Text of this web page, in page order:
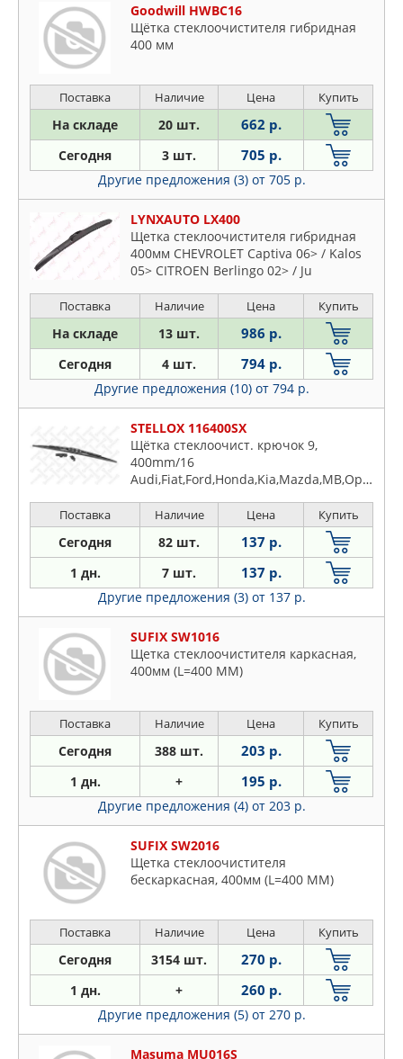
Goodwill HWBC16
Щётка стеклоочистителя гибридная
400 мм
Поставка Наличие Цена Купить
На складе 20 шт. 662 р.
Сегодня 3 шт. 705 р.
Другие предложения (3) от 705 р.
LYNXAUTO LX400
Щетка стеклоочистителя гибридная
400мм CHEVROLET Captiva 06> / Kalos
05> CITROEN Berlingo 02> / Ju
Поставка Наличие Цена Купить
На складе 13 шт. 986 р.
Сегодня 4 шт. 794 р.
Другие предложения (10) от 794 р.
STELLOX 116400SX
Щётка стеклоочист. крючок 9,
400mm/16
Audi,Fiat,Ford,Honda,Kia,Mazda,MB,Opel,VW
Поставка Наличие Цена Купить
Сегодня 82 шт. 137 р.
1 дн. 7 шт. 137 р.
Другие предложения (3) от 137 р.
SUFIX SW1016
Щетка стеклоочистителя каркасная,
400мм (L=400 ММ)
Поставка Наличие Цена Купить
Сегодня 388 шт. 203 р.
1 дн. + 195 р.
Другие предложения (4) от 203 р.
SUFIX SW2016
Щетка стеклоочистителя
бескаркасная, 400мм (L=400 ММ)
Поставка Наличие Цена Купить
Сегодня 3154 шт. 270 р.
1 дн. + 260 р.
Другие предложения (5) от 270 р.
Masuma MU016S